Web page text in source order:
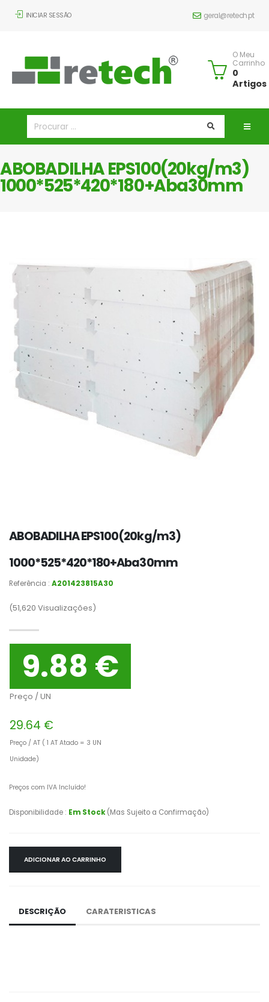
INICIAR SESSÃO geral@retech.pt
O Meu
Carrinho
0
Artigos
ABOBADILHA EPS100(20kg/m3)
1000*525*420*180+Aba30mm
ABOBADILHA EPS100(20kg/m3)
1000*525*420*180+Aba30mm
Referência : A201423815A30
(51,620 Visualizações)
9.88 €
Preço / UN
29.64 €
Preço / AT ( 1 AT Atado = 3 UN
Unidade)
Preços com IVA Incluído!
Disponibilidade : Em Stock(Mas Sujeito a Confirmação)
ADICIONAR AO CARRINHO
DESCRIÇÃO CARATERISTICAS